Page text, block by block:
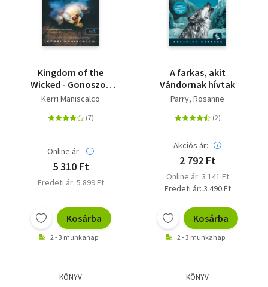
Kingdom of the
Wicked - Gonoszok
királysága
Kerri Maniscalco
Online ár:
5 310 Ft
Eredeti ár: 5 899 Ft
Kosárba
2 - 3 munkanap
A farkas, akit
Vándornak hívtak
Parry, Rosanne
Akciós ár:
2 792 Ft
Online ár: 3 141 Ft
Eredeti ár: 3 490 Ft
Kosárba
2 - 3 munkanap
KÖNYV KÖNYV